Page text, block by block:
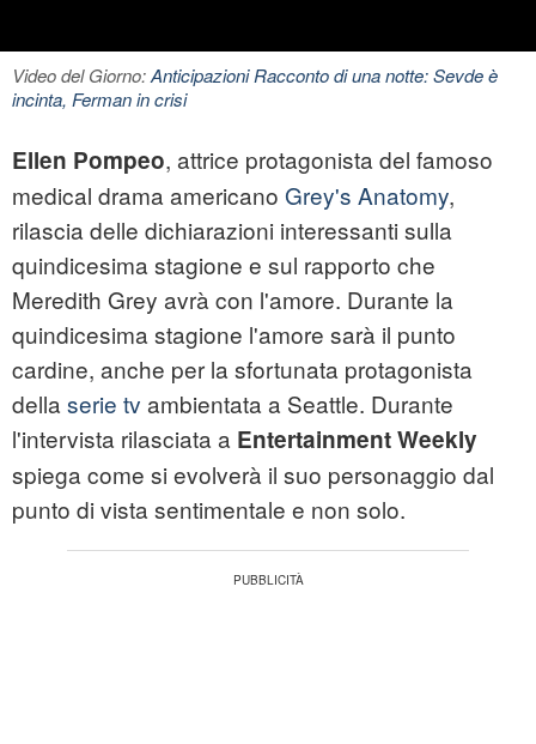
Video del Giorno:Anticipazioni Racconto di una notte: Sevde è
incinta, Ferman in crisi
Ellen Pompeo, attrice protagonista del famoso
medical drama americano Grey's Anatomy,
rilascia delle dichiarazioni interessanti sulla
quindicesima stagione e sul rapporto che
Meredith Grey avrà con l'amore. Durante la
quindicesima stagione l'amore sarà il punto
cardine, anche per la sfortunata protagonista
della serie tv ambientata a Seattle. Durante
l'intervista rilasciata a Entertainment Weekly
spiega come si evolverà il suo personaggio dal
punto di vista sentimentale e non solo.